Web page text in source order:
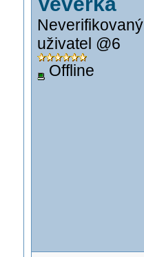
Neverifikovaný
uživatel @6
Offline